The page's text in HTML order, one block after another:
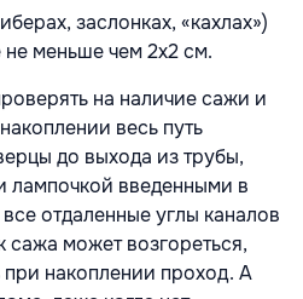
заслонках, «кахлах»)
меньше чем 2х2 см.
на наличие сажи и
весь путь
до выхода из трубы,
лампочкой введенными в
отдаленные углы каналов
сажа может возгореться,
при накоплении проход. А